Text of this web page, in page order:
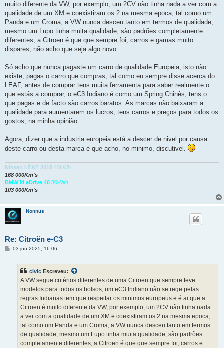
muito diferente da VW, por exemplo, um 2CV não tinha nada a ver com a
qualidade de um XM e coexistiram os 2 na mesma epoca, tal como um
Panda e um Croma, a VW nunca desceu tanto em termos de qualidade,
mesmo um Lupo tinha muita qualidade, são padrões completamente
diferentes, a Citroen é que que sempre foi, carros e gamas muito
dispares, não acho que seja algo novo...
Só acho que nunca pagaste um carro de qualidade Europeia, isto não
existe, pagas o carro que compras, tal como eu sempre disse acerca do
LEAF, antes de comprar tens muita ferramenta para saber realmente o
que estás a comprar, o eC3 Indiano é como um Spring Chinês, tens o
que pagas e de facto são carros baratos. As marcas não baixaram a
qualidade para aumentarem os lucros, tens carros e preços para todos os
gostos, na minha opinião.
Agora, dizer que a industria europeia está a descer de nivel por causa
deste carro ou desta marca é que acho, no minimo, discutivel.
Nissan LEAF 2018 40kWh
168 000Km's
BMW i4 eDrive 40 80kWh
103 000Km's
Nonnus
Re: Citroën e-C3
M03 jun 2025, 16:06
civic Escreveu:
A VW segue critérios diferentes de uma Citroen que sempre teve
modelos para todos os bolsos, um eC3 Indiano não se rege pelas
regras Indianas tem que respeitar os minimos europeus e é ai que a
Citroen é muito diferente da VW, por exemplo, um 2CV não tinha nada
a ver com a qualidade de um XM e coexistiram os 2 na mesma epoca,
tal como um Panda e um Croma, a VW nunca desceu tanto em termos
de qualidade, mesmo um Lupo tinha muita qualidade, são padrões
completamente diferentes, a Citroen é que que sempre foi, carros e